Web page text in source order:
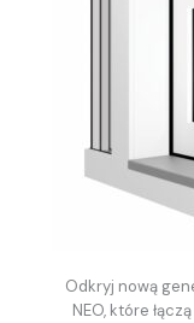
Odkryj nową
NEO, które